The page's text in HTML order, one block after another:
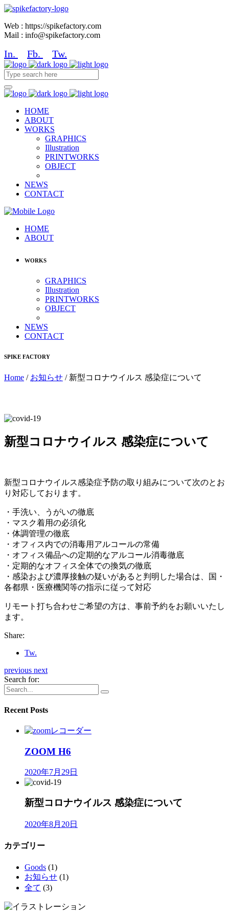
Web : https://spikefactory.com
Mail : info@spikefactory.com
In. Fb. Tw.
HOME
ABOUT
WORKS
GRAPHICS
Illustration
PRINTWORKS
OBJECT
NEWS
CONTACT
HOME
ABOUT
WORKS
GRAPHICS
Illustration
PRINTWORKS
OBJECT
NEWS
CONTACT
SPIKE FACTORY
Home / お知らせ / 新型コロナウイルス 感染症について
新型コロナウイルス 感染症について
新型コロナウイルス感染症予防の取り組みについて次のとお
り対応しております。
・手洗い、うがいの徹底
・マスク着用の必須化
・体調管理の徹底
・オフィス内での消毒用アルコールの常備
・オフィス備品への定期的なアルコール消毒徹底
・定期的なオフィス全体での換気の徹底
・感染および濃厚接触の疑いがあると判明した場合は、国・
各都県・医療機関等の指示に従って対応
リモート打ち合わせご希望の方は、事前予約をお願いいたし
ます。
Share:
Tw.
previous next
Search for:
Recent Posts
ZOOM H6
2020年7月29日
新型コロナウイルス 感染症について
2020年8月20日
カテゴリー
Goods (1)
お知らせ (1)
全て (3)